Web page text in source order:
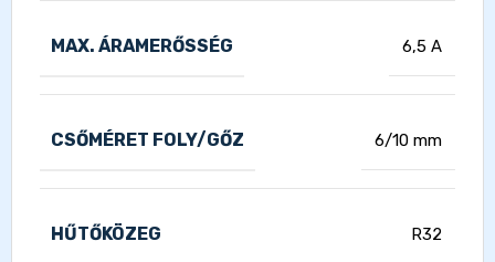
MAX. ÁRAMERŐSSÉG 6,5 A
CSŐMÉRET FOLY/GŐZ 6/10 mm
HŰTŐKÖZEG R32